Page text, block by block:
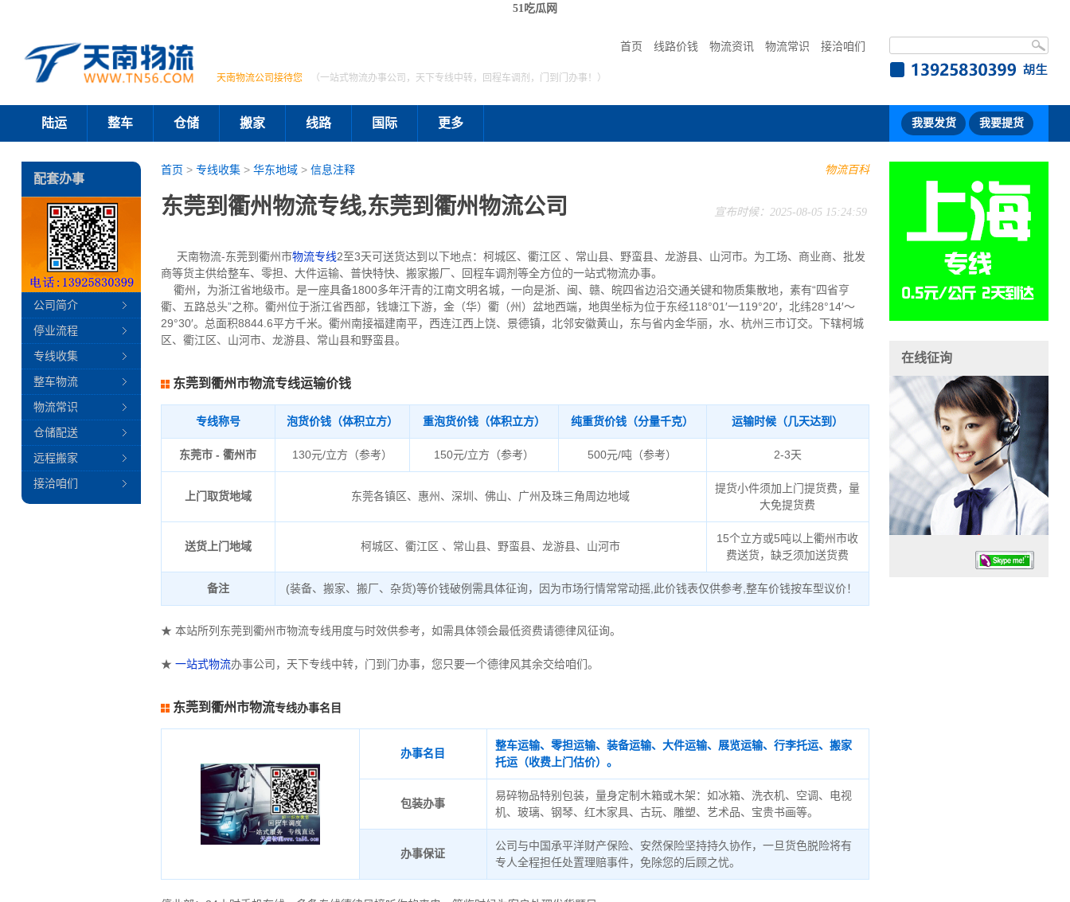
51吃瓜网
首页 线路价钱 物流资讯 物流常识 接洽咱们
天南物流公司接待您 （一站式物流办事公司，天下专线中转，回程车调剂，门到门办事！）
陆运 整车 仓储 搬家 线路 国际 更多 我要发货 我要提货
物流百科
首页 > 专线收集> 华东地域> 信息注释
东莞到衢州物流专线,东莞到衢州物流公司 宣布时候：2025-08-05 15:24:59
天南物流-东莞到衢州市物流专线2至3天可送货达到以下地点：柯城区、衢江区 、常山县、野蛮县、龙游县、山河市。为工场、商业商、批发
商等货主供给整车、零担、大件运输、普快特快、搬家搬厂、回程车调剂等全方位的一站式物流办事。
衢州，为浙江省地级市。是一座具备1800多年汗青的江南文明名城，一向是浙、闽、赣、皖四省边沿交通关键和物质集散地，素有“四省亨
衢、五路总头”之称。衢州位于浙江省西部，钱塘江下游，金（华）衢（州）盆地西端，地舆坐标为位于东经118°01′一119°20′，北纬28°14′～
29°30′。总面积8844.6平方千米。衢州南接福建南平，西连江西上饶、景德镇，北邻安徽黄山，东与省内金华丽，水、杭州三市订交。下辖柯城
区、衢江区、山河市、龙游县、常山县和野蛮县。
东莞到衢州市物流专线运输价钱
专线称号 泡货价钱（体积立方） 重泡货价钱（体积立方） 纯重货价钱（分量千克） 运输时候（几天达到）
东莞市 - 衢州市 130元/立方（参考） 150元/立方（参考） 500元/吨（参考） 2-3天
上门取货地域 东莞各镇区、惠州、深圳、佛山、广州及珠三角周边地域
提货小件须加上门提货费，量
大免提货费
送货上门地域 柯城区、衢江区 、常山县、野蛮县、龙游县、山河市
15个立方或5吨以上衢州市收
费送货，缺乏须加送货费
备注 (装备、搬家、搬厂、杂货)等价钱破例需具体征询，因为市场行情常常动摇,此价钱表仅供参考,整车价钱按车型议价！
★ 本站所列东莞到衢州市物流专线用度与时效供参考，如需具体领会最低资费请德律风征询。
★ 一站式物流办事公司，天下专线中转，门到门办事，您只要一个德律风其余交给咱们。
东莞到衢州市物流专线办事名目
办事名目
整车运输、零担运输、装备运输、大件运输、展览运输、行李托运、搬家
托运（收费上门估价）。
包装办事
易碎物品特别包装，量身定制木箱或木架：如冰箱、洗衣机、空调、电视
机、玻璃、钢琴、红木家具、古玩、雕塑、艺术品、宝贵书画等。
办事保证
公司与中国承平洋财产保险、安然保险坚持持久协作，一旦货色脱险将有
专人全程担任处置理赔事件，免除您的后顾之忧。
配套办事
公司简介
停业流程
专线收集
整车物流
物流常识
仓储配送
远程搬家
接洽咱们
在线征询